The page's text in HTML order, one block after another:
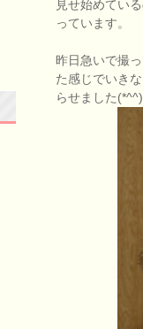
見せ始めてい
っています。
昨日急いで撮
た感じでいき
らせました